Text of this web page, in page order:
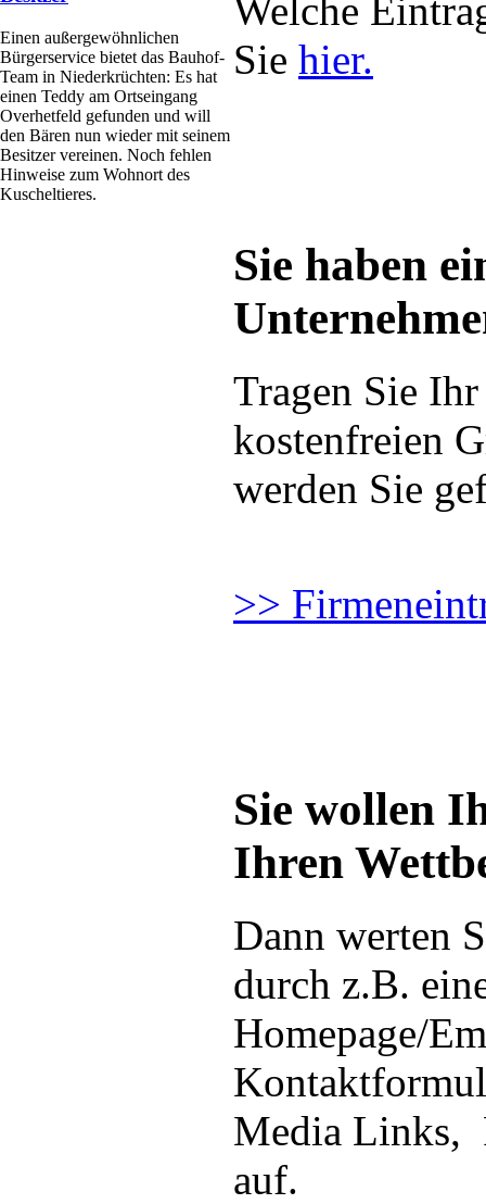
Einen außergewöhnlichen
Bürgerservice bietet das Bauhof-
Team in Niederkrüchten: Es hat
einen Teddy am Ortseingang
Overhetfeld gefunden und will
den Bären nun wieder mit seinem
Besitzer vereinen. Noch fehlen
Hinweise zum Wohnort des
Kuscheltieres.
Welche
Sie hier.
Sie haben
Tragen Sie
kostenfreien
werden Sie
>>
Sie wollen
Ihren
Dann werten
durch z.B.
Homepage/
Media Links,
auf.